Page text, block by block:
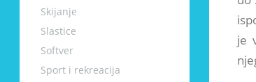
Skijanje
Slastice
Softver
Sport i rekreacija
je